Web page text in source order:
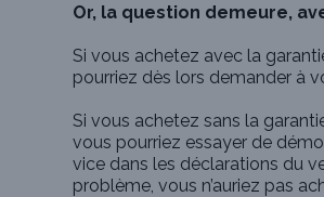
Or, la question demeure,
Si vous achetez avec la
pourriez dès lors demander à
Si vous achetez sans la
vous pourriez essayer de
vice dans les déclarations du
problème, vous n’auriez pas